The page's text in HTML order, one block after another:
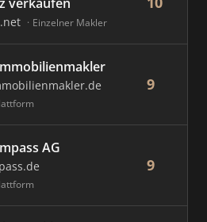
Einzelner Makler
9
AG
9